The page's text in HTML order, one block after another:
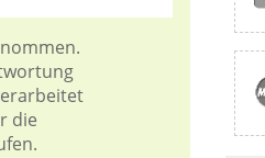
die